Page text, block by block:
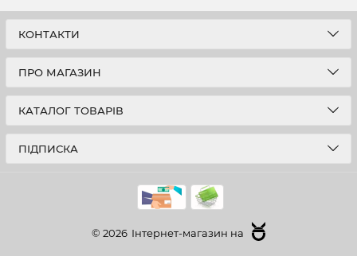
КОНТАКТИ
ПРО МАГАЗИН
КАТАЛОГ ТОВАРІВ
ПІДПИСКА
© 2026 Інтернет-магазин на